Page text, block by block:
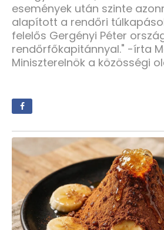
események után szinte
alapított a rendőri
felelős Gergényi Péter
rendőrfőkapitánnyal." -írta
Miniszterelnök a közösségi